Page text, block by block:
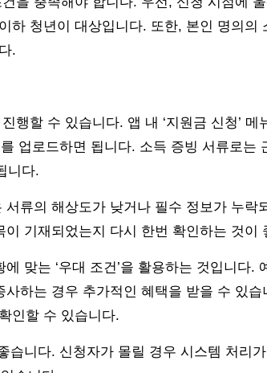
하 청년이 대상입니다. 또한, 본인 명의의
.
행할 수 있습니다. 앱 내 ‘지원금 신청’ 메
업로드하면 됩니다. 소득 증빙 서류로는
니다.
류의 해상도가 낮거나 필수 정보가 누락
기재되었는지 다시 한번 확인하는 것이
맞는 ‘우대 조건’을 활용하는 것입니다.
하는 경우 추가적인 혜택을 받을 수 있습
인할 수 있습니다.
습니다. 신청자가 몰릴 경우 시스템 처리